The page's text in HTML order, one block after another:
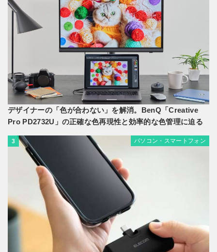
デザイナーの「色が合わない」を解消。BenQ「Creative
Pro PD2732U」の正確な色再現性と効率的な色管理に迫る
3 パソコン・スマートフォン